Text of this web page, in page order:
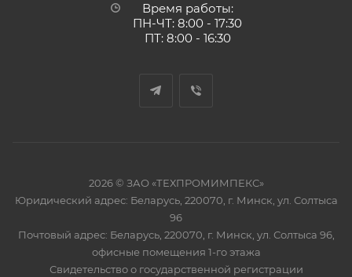
Время работы:
ПН-ЧТ: 8:00 - 17:30
ПТ: 8:00 - 16:30
2026 © ЗАО «ТЕХПРОМИМПЕКС»
Юридический адрес: Беларусь, 220070, г. Минск, ул. Солтыса
96
Почтовый адрес: Беларусь, 220070, г. Минск, ул. Солтыса 96,
офисные помещения 1-го этажа
Свидетельство о государственной регистрации